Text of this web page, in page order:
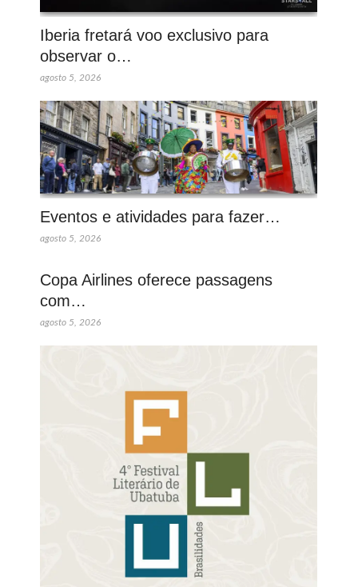
Iberia fretará voo exclusivo para
observar o…
agosto 5, 2026
Eventos e atividades para fazer…
agosto 5, 2026
Copa Airlines oferece passagens
com…
agosto 5, 2026